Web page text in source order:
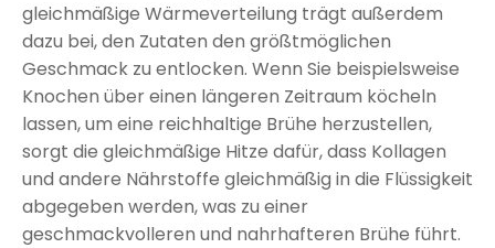
gleichmäßige Wärmeverteilung trägt außerdem
dazu bei, den Zutaten den größtmöglichen
Geschmack zu entlocken. Wenn Sie beispielsweise
Knochen über einen längeren Zeitraum köcheln
lassen, um eine reichhaltige Brühe herzustellen,
sorgt die gleichmäßige Hitze dafür, dass Kollagen
und andere Nährstoffe gleichmäßig in die Flüssigkeit
abgegeben werden, was zu einer
geschmackvolleren und nahrhafteren Brühe führt.